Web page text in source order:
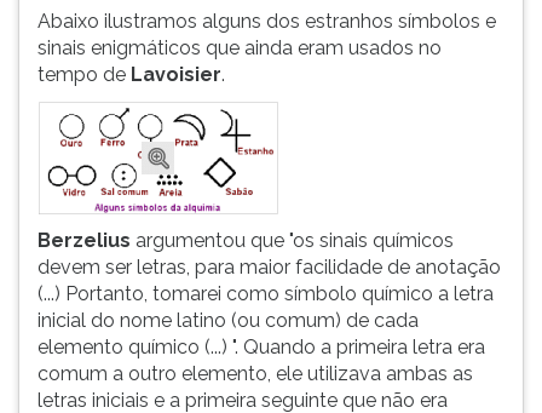
Abaixo ilustramos alguns dos estranhos símbolos e
sinais enigmáticos que ainda eram usados no
tempo de Lavoisier.
Berzelius argumentou que "os sinais químicos
devem ser letras, para maior facilidade de anotação
(...) Portanto, tomarei como símbolo químico a letra
inicial do nome latino (ou comum) de cada
elemento químico (...) ". Quando a primeira letra era
comum a outro elemento, ele utilizava ambas as
letras iniciais e a primeira seguinte que não era